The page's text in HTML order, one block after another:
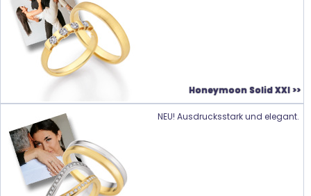
Honeymoon Solid XXI >>
NEU! Ausdrucksstark und elegant.